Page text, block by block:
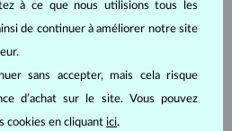
à ce que nous utilisions tous les
de continuer à améliorer notre site
sans accepter, mais cela risque
d’achat sur le site. Vous pouvez
cookies en cliquant ici.